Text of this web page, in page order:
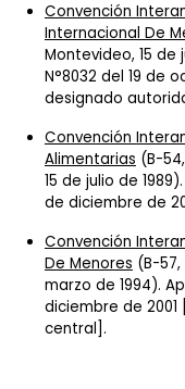
Convención
Internacional De
Montevideo, 15 de
N°8032 del 19 de
designado
Convención
Alimentarias (B-
15 de julio de
de diciembre de
Convención
De Menores (B-
marzo de 1994).
diciembre de
central].